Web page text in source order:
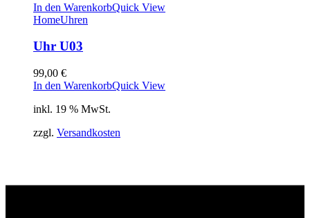
In den WarenkorbQuick View
HomeUhren
Uhr U03
99,00 €
In den WarenkorbQuick View
inkl. 19 % MwSt.
zzgl. Versandkosten